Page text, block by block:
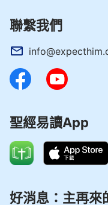
開的工作。這工作
看重這些真理，如
人。你信神卻不尋
是從白色大寶座前
任何一個從他眼中
到更重的懲罰。來
到潔淨的人，將永
聯繫我們
聖經易讀App
好消息：主再來